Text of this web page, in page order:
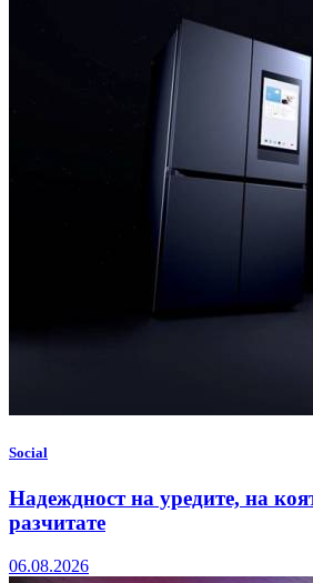
Social
Надеждност на уредите, на
разчитате
06.08.2026